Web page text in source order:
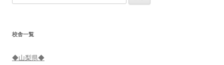
シ
校舎一覧
◆山梨県◆